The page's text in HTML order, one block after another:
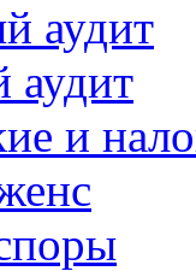
аудит
аудит
и